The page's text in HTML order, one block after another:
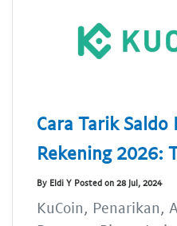
Cara Tarik Saldo
Rekening 2026:
By Eldi Y Posted on 28 Jul, 2024
KuCoin, Penarikan,